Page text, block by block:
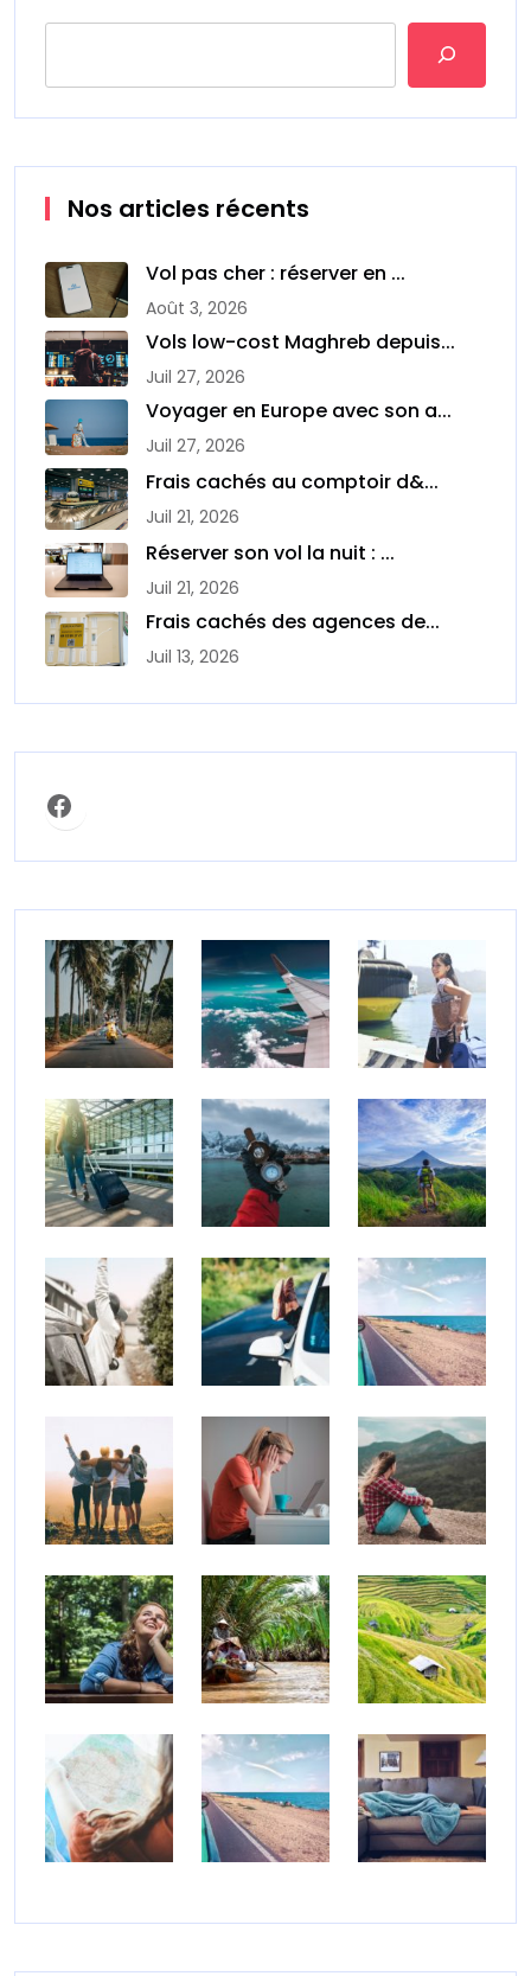
Nos articles récents
Vol pas cher : réserver en ...
Août 3, 2026
Vols low-cost Maghreb depuis...
Juil 27, 2026
Voyager en Europe avec son a...
Juil 27, 2026
Frais cachés au comptoir d&...
Juil 21, 2026
Réserver son vol la nuit : ...
Juil 21, 2026
Frais cachés des agences de...
Juil 13, 2026